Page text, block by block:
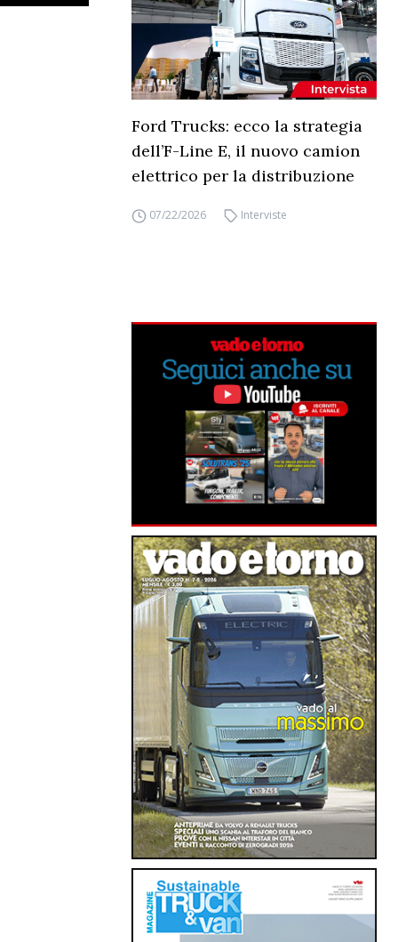
Ford Trucks: ecco la strategia
dell’F-Line E, il nuovo camion
elettrico per la distribuzione
07/22/2026 Interviste